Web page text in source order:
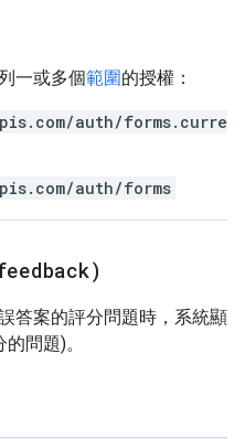
一或多個範圍的授權：
auth/forms.curre
auth/forms
答案的評分問題時，系統顯
問題)。